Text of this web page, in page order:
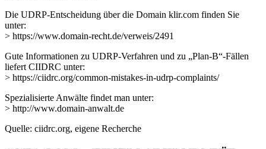
Die UDRP-Entscheidung über die Domain klir.com finden Sie
unter:
> https://www.domain-recht.de/verweis/2491
Gute Informationen zu UDRP-Verfahren und zu „Plan-B“-Fällen
liefert CIIDRC unter:
> https://ciidrc.org/common-mistakes-in-udrp-complaints/
Spezialisierte Anwälte findet man unter:
> http://www.domain-anwalt.de
Quelle: ciidrc.org, eigene Recherche